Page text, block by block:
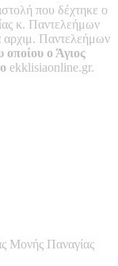
που δέχτηκε ο
κ. Παντελεήμων
αρχιμ. Παντελεήμων
οποίου ο Άγιος
ekklisiaonline.gr.
Μονής Παναγίας